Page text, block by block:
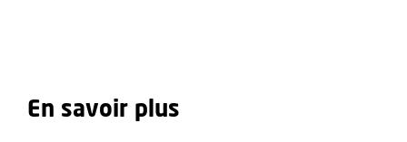
En savoir plus